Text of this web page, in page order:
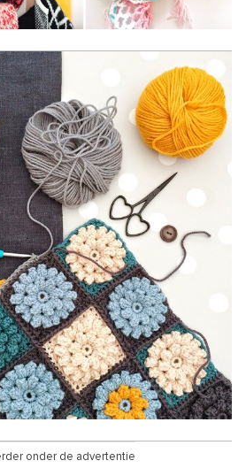
onder de advertentie